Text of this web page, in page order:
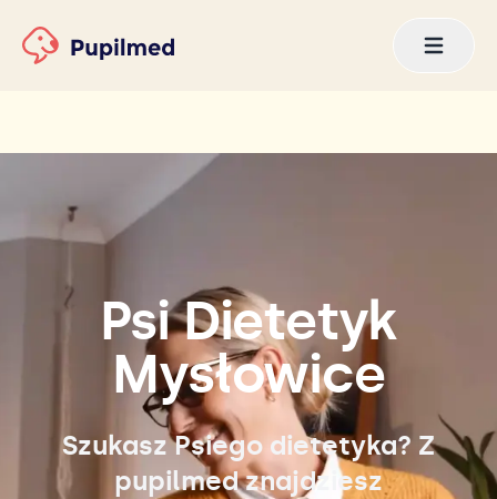
Psi Dietetyk
Mysłowice
Szukasz Psiego dietetyka? Z
pupilmed znajdziesz